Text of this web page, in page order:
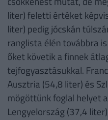
liter) feletti értéket
liter) pedig jócskán
ranglista élén továbbra
őket követik a finnek
tejfogyasztásukkal.
Ausztria (54,8 liter) és
mögöttünk foglal helyet
Lengyelország (37,4